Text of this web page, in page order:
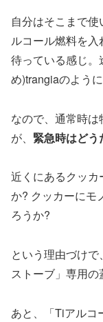
自分はそこまで
ルコール燃料を
待っている感じ
め)trangiaのよう
なので、通常時
が、 緊急時はどう
近くにあるクッカ
か? クッカーにモ
ろうか?
という理由づけ
ストーブ」専用の
あと、「Tiアルコ